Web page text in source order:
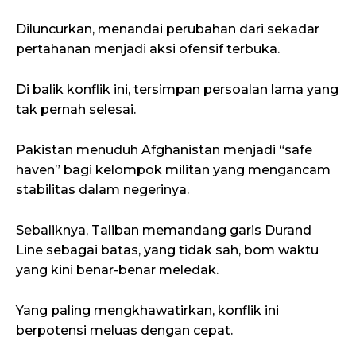
Diluncurkan, menandai perubahan dari sekadar
pertahanan menjadi aksi ofensif terbuka.
Di balik konflik ini, tersimpan persoalan lama yang
tak pernah selesai.
Pakistan menuduh Afghanistan menjadi “safe
haven” bagi kelompok militan yang mengancam
stabilitas dalam negerinya.
Sebaliknya, Taliban memandang garis Durand
Line sebagai batas, yang tidak sah, bom waktu
yang kini benar-benar meledak.
Yang paling mengkhawatirkan, konflik ini
berpotensi meluas dengan cepat.